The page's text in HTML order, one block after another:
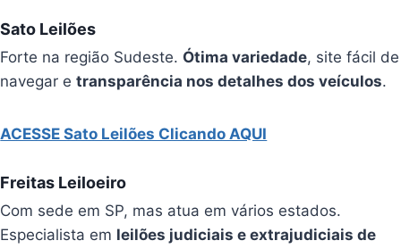
Sato Leilões
Forte na região Sudeste. Ótima variedade, site fácil de
navegar etransparência nos detalhes dos veículos.
ACESSE Sato Leilões Clicando AQUI
Freitas Leiloeiro
Com sede em SP, mas atua em vários estados.
Especialista em leilões judiciais e extrajudiciais de